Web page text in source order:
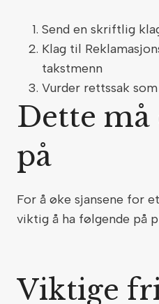
Send en skriftlig
Klag til
takstmenn
Vurder rettssak
Dette må
på
For å øke sjansene for
viktig å ha følgende på
Viktige